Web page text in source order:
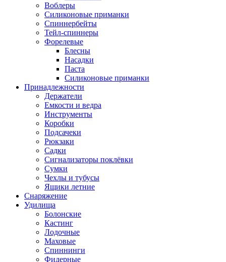
Воблеры
Силиконовые приманки
Спиннербейты
Тейл-спиннеры
Форелевые
Блесны
Насадки
Паста
Силиконовые приманки
Принадлежности
Держатели
Емкости и ведра
Инструменты
Коробки
Подсачеки
Рюкзаки
Садки
Сигнализаторы поклёвки
Сумки
Чехлы и тубусы
Ящики летние
Снаряжение
Удилища
Болонские
Кастинг
Лодочные
Маховые
Спиннинги
Фидерные